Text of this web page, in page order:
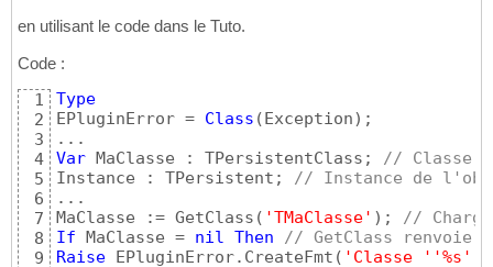
en utilisant le code dans le Tuto.
Code :
1
2
3
4
5
6
7
8
9
Type
EPluginError = Class ( Exception) ;
Var MaClasse : TPersistentClass; // Classe
Instance : TPersistent; // Instance de
...
MaClasse := GetClass ( 'TMaClasse' ) ; //
If MaClasse = nil Then
// GetClass renvoie
Raise EPluginError.CreateFmt ( 'Classe ' '%s'